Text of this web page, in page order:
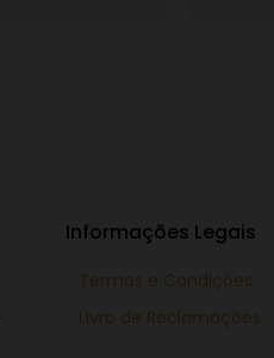
Informações Legais
Termos e Condições
Livro de Reclamações